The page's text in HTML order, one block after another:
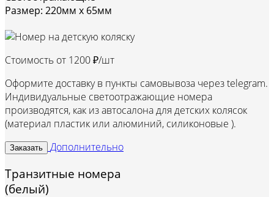
Размер: 220мм х 65мм
Стоимость от 1200 ₽/шт
Оформите доставку в пункты самовывоза через telegram.
Индивидуальные светоотражающие номера
производятся, как из автосалона для детских колясок
(материал пластик или алюминий, силиконовые ).
Заказать Дополнительно
Транзитные номера
(белый)